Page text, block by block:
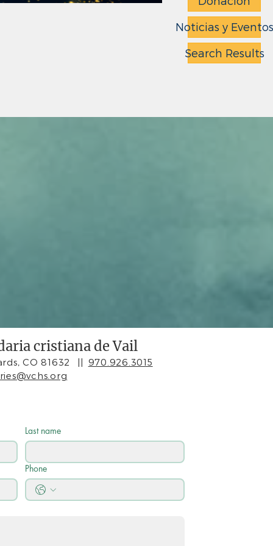
Noticias y Eventos
Search Results
cristiana de Vail
CO 81632 || 970.926.3015
Last name
Phone